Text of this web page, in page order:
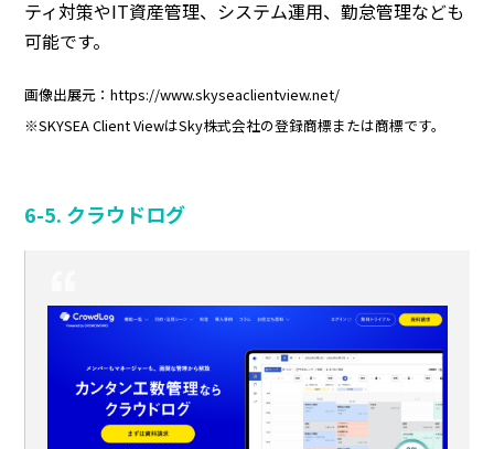
ティ対策やIT資産管理、システム運用、勤怠管理なども
可能です。
画像出展元：https://www.skyseaclientview.net/
※SKYSEA Client ViewはSky株式会社の登録商標または商標です。
6-5. クラウドログ